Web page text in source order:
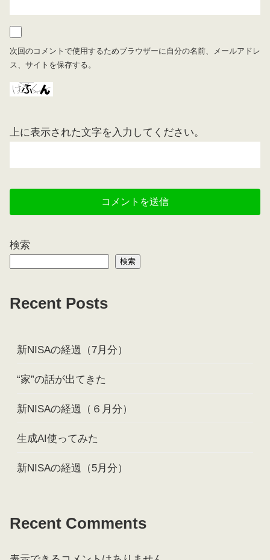
次回のコメントで使用するためブラウザーに自分の名前、メールアドレ
ス、サイトを保存する。
上に表示された文字を入力してください。
検索
検索
Recent Posts
新NISAの経過（7月分）
“家”の話が出てきた
新NISAの経過（６月分）
生成AI使ってみた
新NISAの経過（5月分）
Recent Comments